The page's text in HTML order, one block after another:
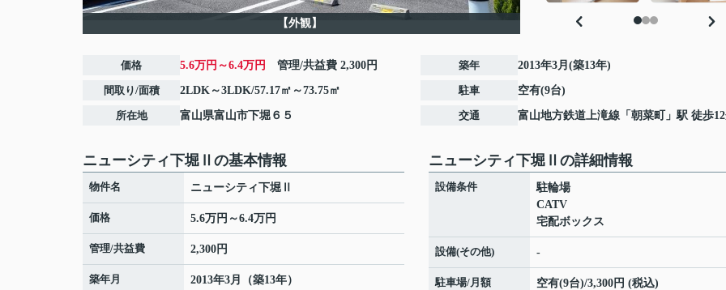
【外観】
価格 5.6万円～6.4万円 管理/共益費 2,300円
間取り/面積 2LDK～3LDK/57.17㎡～73.75㎡
所在地 富山県富山市下堀 ６５
築年 2013年3月(築13年)
駐車 空有(9台)
交通 富山地方鉄道上滝線 「 朝菜町 」駅 徒歩
ニューシティ下堀Ⅱの基本情報
物件名 ニューシティ下堀Ⅱ
価格 5.6万円～6.4万円
管理/共益費 2,300円
築年月 2013年3月（築13年）
ニューシティ下堀Ⅱの詳細情報
設備条件
駐輪場
CATV
宅配ボックス
設備(その他) -
駐車場/月額 空有(9台)/3,300円 (税込)